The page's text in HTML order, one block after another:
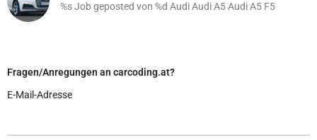
%s Job geposted von %d AudiAudi A5Audi A5 F5
Fragen/Anregungen an carcoding.at?
E-Mail-Adresse